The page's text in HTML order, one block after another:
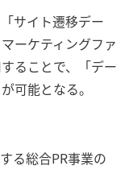
サイト遷移デー
ーケティングファ
ることで、「デー
可能となる。
る総合PR事業の